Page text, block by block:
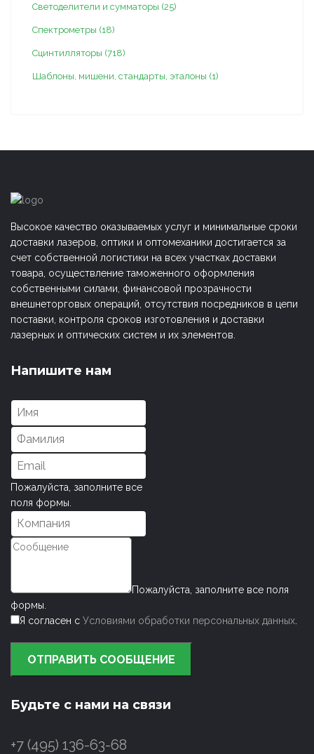
Светоделители и сумматоры (25)
Спектрометры (18)
Сцинтилляторы (718)
Шаблоны, мишени, стандарты, эталоны (1)
Высокое качество оказываемых услуг и минимальные сроки
доставки лазеров, оптики и оптомеханики достигается за
счет собственной логистики на всех участках доставки
товара, осуществление таможенного оформления
собственными силами, финансовой прозрачности
внешнеторговых операций, отсутствия посредников в цепи
поставки, контроля сроков изготовления и доставки
лазерных и оптических систем и их элементов.
Напишите нам
Пожалуйста, заполните все
поля формы.
Пожалуйста, заполните все поля
формы.
Я согласен с Условиями обработки персональных данных
ОТПРАВИТЬ СООБЩЕНИЕ
Будьте с нами на связи
+7 (495) 136-63-68